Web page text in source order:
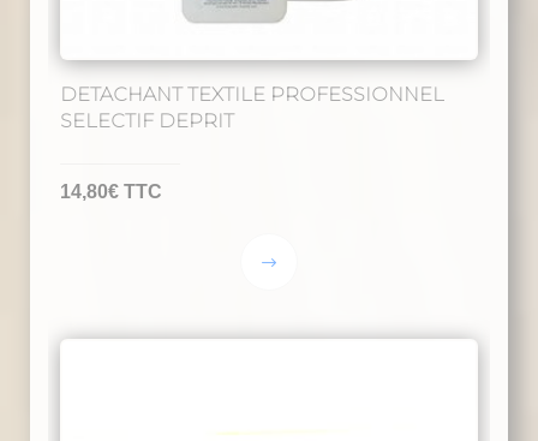
DETACHANT TEXTILE PROFESSIONNEL
SELECTIF DEPRIT
14,80€ TTC
Ce